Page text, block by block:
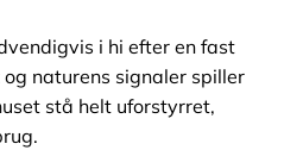
i hi efter en fast
naturens signaler spiller
stå helt uforstyrret,